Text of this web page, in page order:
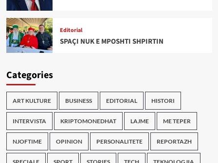
Editorial
SPAÇI NUK E MPOSHTI SHPIRTIN
Categories
ART KULTURE BUSINESS EDITORIAL HISTORI
INTERVISTA KRIPTOMONEDHAT LAJME ME TEPER
NJOFTIME OPINION PERSONALITETE REPORTAZH